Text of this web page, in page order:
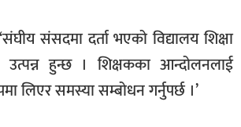
संसदमा दर्ता भएको विद्यालय शिक्षा
हुन्छ । शिक्षकका आन्दोलनलाई
लिएर समस्या सम्बोधन गर्नुपर्छ ।’